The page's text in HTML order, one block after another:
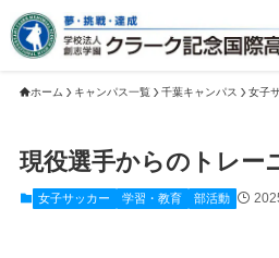
ホーム キャンパス一覧 千葉キャンパス 女子
現役選手からのトレー
女子サッカー 学習・教育 部活動